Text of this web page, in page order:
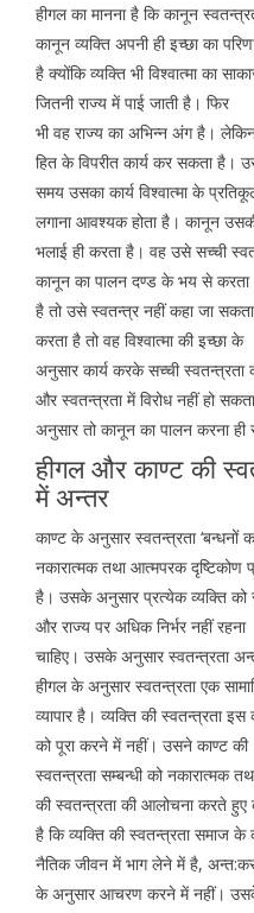
हीगल का मानना है कि कानून
कानून व्यक्ति अपनी ही इच्छा का
है क्योंकि व्यक्ति भी विश्वात्मा का
जितनी राज्य में पाई जाती है। फिर
भी वह राज्य का अभिन्न अंग है। लेकिन
हित के विपरीत कार्य कर सकता है।
समय उसका कार्य विश्वात्मा के
लगाना आवश्यक होता है। कानून
भलाई ही करता है। वह उसे सच्ची
कानून का पालन दण्ड के भय से करता
है तो उसे स्वतन्त्र नहीं कहा जा
करता है तो वह विश्वात्मा की इच्छा के
अनुसार कार्य करके सच्ची स्वतन्त्रता
और स्वतन्त्रता में विरोध नहीं हो
अनुसार तो कानून का पालन करना ही
हीगल और काण्ट की
में अन्तर
काण्ट के अनुसार स्वतन्त्रता ‘बन्धनों
नकारात्मक तथा आत्मपरक दृष्टिकोण
है। उसके अनुसार प्रत्येक व्यक्ति को
और राज्य पर अधिक निर्भर नहीं रहना
चाहिए। उसके अनुसार स्वतन्त्रता
हीगल के अनुसार स्वतन्त्रता एक
व्यापार है। व्यक्ति की स्वतन्त्रता इस
को पूरा करने में नहीं। उसने काण्ट की
स्वतन्त्रता सम्बन्धी को नकारात्मक
की स्वतन्त्रता की आलोचना करते हुए
है कि व्यक्ति की स्वतन्त्रता समाज
नैतिक जीवन में भाग लेने में है,
के अनुसार आचरण करने में नहीं।